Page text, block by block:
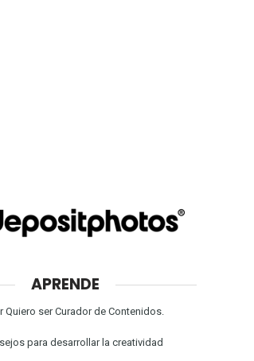
APRENDE
Quiero ser Curador de Contenidos.
para desarrollar la creatividad